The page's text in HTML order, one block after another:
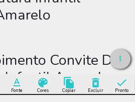
Fonte Cores Copiar Excluir Pronto
Convite De
Amarelo